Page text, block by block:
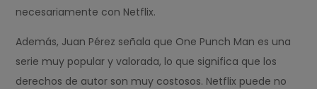
necesariamente con Netflix.
Además, Juan Pérez señala que One Punch Man es una
serie muy popular y valorada, lo que significa que los
derechos de autor son muy costosos. Netflix puede no